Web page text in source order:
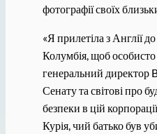
фотографії своїх
«Я прилетіла з Англії
Колумбія, щоб
генеральний директор
Сенату та світові про
безпеки в цій
Курія, чий батько був